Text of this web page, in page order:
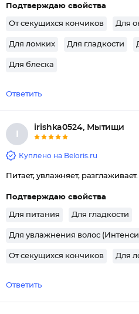
Подтверждаю свойства
От секущихся кончиков Для
Для ломких Для гладкости
Для блеска
Ответить
I
irishka0524, Мытищи
Куплено на Beloris.ru
Питает, увлажняет,
Подтверждаю свойства
Для питания Для гладкости
Для увлажнения волос
От секущихся кончиков Для
Ответить